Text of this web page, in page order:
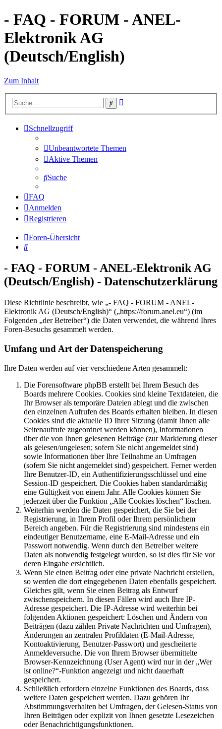
- FAQ - FORUM - ANEL-
Elektronik AG
(Deutsch/English)
Zum Inhalt
Suche
Schnellzugriff
Unbeantwortete Themen
Aktive Themen
Suche
FAQ
Anmelden
Registrieren
Foren-Übersicht
Suche
- FAQ - FORUM - ANEL-Elektronik AG
(Deutsch/English) - Datenschutzerklärung
Diese Richtlinie beschreibt, wie „- FAQ - FORUM - ANEL-
Elektronik AG (Deutsch/English)“ („https://forum.anel.eu“) (im
Folgenden „der Betreiber“) die Daten verwendet, die während Ihres
Foren-Besuchs gesammelt werden.
Umfang und Art der Datenspeicherung
Ihre Daten werden auf vier verschiedene Arten gesammelt:
Die Forensoftware phpBB erstellt bei Ihrem Besuch des
Boards mehrere Cookies. Cookies sind kleine Textdateien, die
Ihr Browser als temporäre Dateien ablegt und die zwischen
den einzelnen Aufrufen des Boards erhalten bleiben. In diesen
Cookies sind die aktuelle ID Ihrer Sitzung (damit Ihnen alle
Seitenaufrufe zugeordnet werden können), Informationen
über die von Ihnen gelesenen Beiträge (zur Markierung dieser
als gelesen/ungelesen; sofern Sie nicht angemeldet sind)
sowie Informationen über Ihre Teilnahme an Umfragen
(sofern Sie nicht angemeldet sind) gespeichert. Ferner werden
Ihre Benutzer-ID, ein Authentifizierungsschlüssel und eine
Session-ID gespeichert. Die Cookies haben standardmäßig
eine Gültigkeit von einem Jahr. Alle Cookies können Sie
jederzeit über die Funktion „Alle Cookies löschen“ löschen.
Weiterhin werden die Daten gespeichert, die Sie bei der
Registrierung, in Ihrem Profil oder Ihrem persönlichem
Bereich angeben. Für die Registrierung sind mindestens ein
eindeutiger Benutzername, eine E-Mail-Adresse und ein
Passwort notwendig. Wenn durch den Betreiber weitere
Daten als notwendig festgelegt wurden, so ist dies für Sie vor
deren Eingabe ersichtlich.
Wenn Sie einen Beitrag oder eine private Nachricht erstellen,
so werden die dort eingegebenen Daten ebenfalls gespeichert.
Gleiches gilt, wenn Sie einen Beitrag als Entwurf
zwischenspeichern. In diesen Fällen wird auch Ihre IP-
Adresse gespeichert. Die IP-Adresse wird weiterhin bei
folgenden Aktionen gespeichert: Löschen und Ändern von
Beiträgen (dazu zählen Private Nachrichten und Umfragen),
Änderungen an zentralen Profildaten (E-Mail-Adresse,
Kontoaktivierung, Benutzer-Passwort) und gescheiterte
Anmeldeversuche. Die von Ihrem Browser übermittelte
Browser-Kennzeichnung (User Agent) wird nur in der „Wer
ist online?“-Funktion angezeigt und nicht dauerhaft
gespeichert.
Schließlich erfordern einzelne Funktionen des Boards, dass
weitere Daten gespeichert werden. Dazu gehören Ihr
Abstimmungsverhalten bei Umfragen, der Gelesen-Status von
Ihren Beiträgen oder explizit von Ihnen gesetzte Lesezeichen
oder Benachrichtigungsfunktionen.